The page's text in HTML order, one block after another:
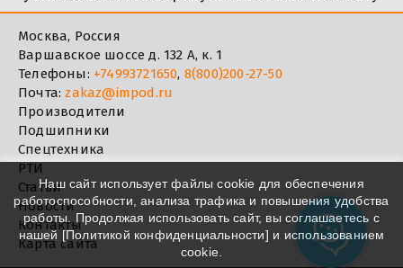
Москва, Россия
Варшавское шоссе д. 132 А, к. 1
Телефоны: +74993721650, 8(800)200-27-50
Почта:zakaz@impod.ru
Производители
Подшипники
Спецтехника
РТИ
Статьи
Новости
Контакты
Карта сайта
Наш сайт использует файлы cookie для обеспечения
работоспособности, анализа трафика и повышения удобства
работы. Продолжая использовать сайт, вы соглашаетесь с
нашей [Политикой конфиденциальности] и использованием
cookie.